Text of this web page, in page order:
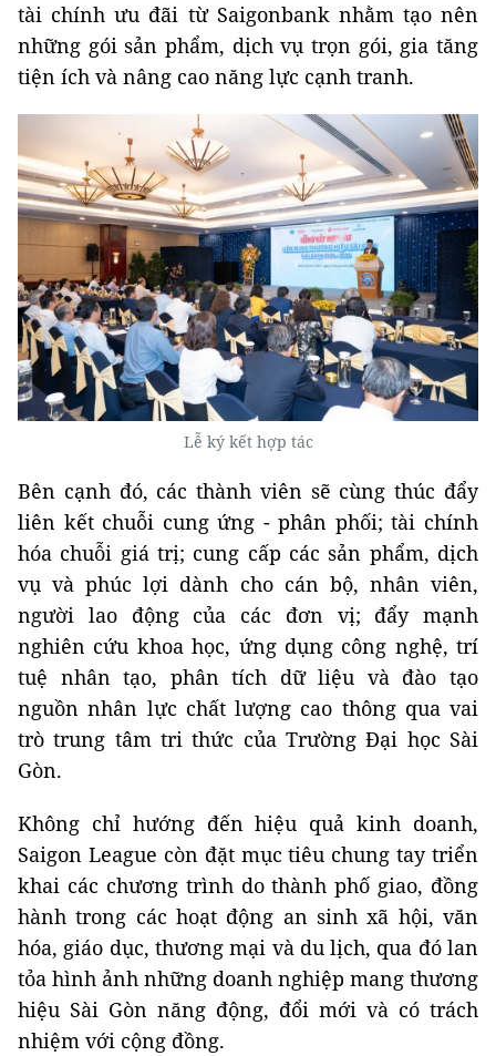
tài chính ưu đãi từ Saigonbank nhằm tạo nên
những gói sản phẩm, dịch vụ trọn gói, gia tăng
tiện ích và nâng cao năng lực cạnh tranh.
Lễ ký kết hợp tác
Bên cạnh đó, các thành viên sẽ cùng thúc đẩy
liên kết chuỗi cung ứng - phân phối; tài chính
hóa chuỗi giá trị; cung cấp các sản phẩm, dịch
vụ và phúc lợi dành cho cán bộ, nhân viên,
người lao động của các đơn vị; đẩy mạnh
nghiên cứu khoa học, ứng dụng công nghệ, trí
tuệ nhân tạo, phân tích dữ liệu và đào tạo
nguồn nhân lực chất lượng cao thông qua vai
trò trung tâm tri thức của Trường Đại học Sài
Gòn.
Không chỉ hướng đến hiệu quả kinh doanh,
Saigon League còn đặt mục tiêu chung tay triển
khai các chương trình do thành phố giao, đồng
hành trong các hoạt động an sinh xã hội, văn
hóa, giáo dục, thương mại và du lịch, qua đó lan
tỏa hình ảnh những doanh nghiệp mang thương
hiệu Sài Gòn năng động, đổi mới và có trách
nhiệm với cộng đồng.